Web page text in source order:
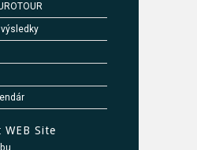
WEB Site